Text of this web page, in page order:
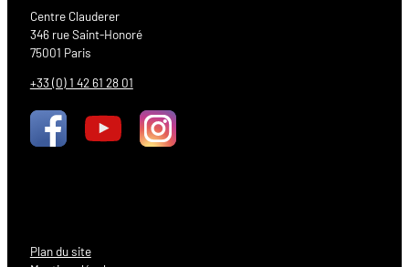
Centre Clauderer
346 rue Saint-Honoré
75001 Paris
+33 (0) 1 42 61 28 01
Plan du site